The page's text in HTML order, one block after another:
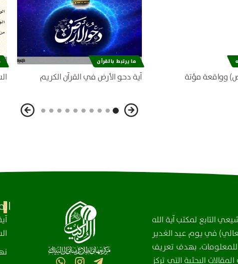
وواقعة مؤتة
ما يرتبط بالقرآن
آية دحو الأرض في القرآن الكريم
التابع لمكتب آية الله
في يوم عيد الغدير
للمعلومات، بهدف تعريف
البحثية التي تركز